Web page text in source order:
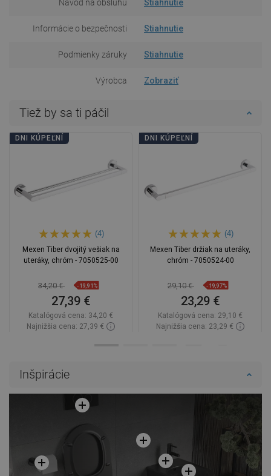
Návod na obsluhu Stiahnutie
Informácie o bezpečnosti Stiahnutie
Podmienky záruky Stiahnutie
Výrobca Zobraziť
Tiež by sa ti páčil
DNI KÚPEĽNÍ
(4)
Mexen Tiber dvojitý vešiak na
uteráky, chróm - 7050525-00
34,20 € -19,91%
27,39 €
Katalógová cena: 34,20 €
Najnižšia cena: 27,39 €
DNI KÚPEĽNÍ
(4)
Mexen Tiber držiak na uteráky,
chróm - 7050524-00
29,10 € -19,97%
23,29 €
Katalógová cena: 29,10 €
Najnižšia cena: 23,29 €
Inšpirácie